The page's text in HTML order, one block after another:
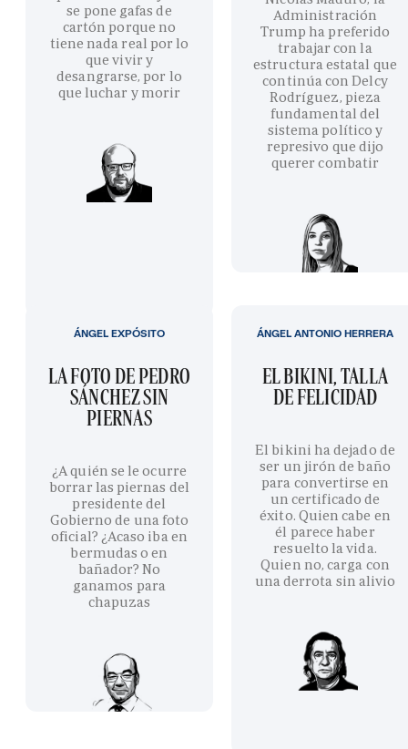
se pone gafas de
cartón porque no
tiene nada real por lo
que vivir y
desangrarse, por lo
que luchar y morir
Administración
Trump ha preferido
trabajar con la
estructura estatal que
continúa con Delcy
Rodríguez, pieza
fundamental del
sistema político y
represivo que dijo
querer combatir
LA FOTO DE PEDRO
SÁNCHEZ SIN
PIERNAS
¿A quién se le ocurre
borrar las piernas del
presidente del
Gobierno de una foto
oficial? ¿Acaso iba en
bermudas o en
bañador? No
ganamos para
chapuzas
ÁNGEL EXPÓSITO
EL BIKINI, TALLA
DE FELICIDAD
El bikini ha dejado de
ser un jirón de baño
para convertirse en
un certificado de
éxito. Quien cabe en
él parece haber
resuelto la vida.
Quien no, carga con
una derrota sin alivio
ÁNGEL ANTONIO HERRERA